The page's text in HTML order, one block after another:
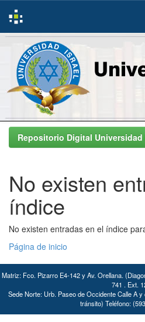
Skip
navigationRepositorio Digital Universidad
No existen
índice
No existen entradas en el índice
Página de inicio
Matriz: Fco. Pizarro E4-142 y Av. Orellana.
741 . Ext.
Sede Norte: Urb. Paseo de Occidente Calle A
tránsito) Teléfono: